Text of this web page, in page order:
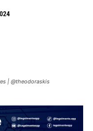
| @theodoraskis